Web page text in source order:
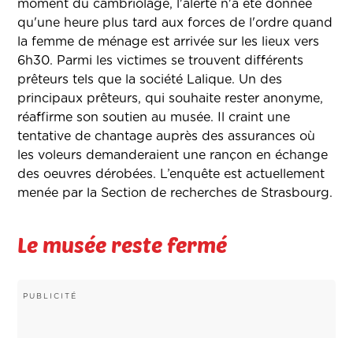
moment du cambriolage, l'alerte n'a été donnée
qu'une heure plus tard aux forces de l'ordre quand
la femme de ménage est arrivée sur les lieux vers
6h30. Parmi les victimes se trouvent différents
prêteurs tels que la société Lalique. Un des
principaux prêteurs, qui souhaite rester anonyme,
réaffirme son soutien au musée. Il craint une
tentative de chantage auprès des assurances où
les voleurs demanderaient une rançon en échange
des oeuvres dérobées. L’enquête est actuellement
menée par la Section de recherches de Strasbourg.
Le musée reste fermé